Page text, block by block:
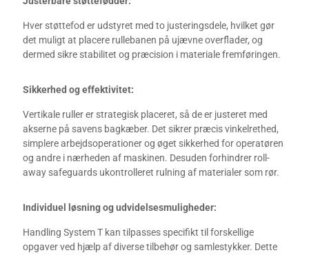
Hver støttefod er udstyret med to justeringsdele, hvilket gør
det muligt at placere rullebanen på ujævne overflader, og
dermed sikre stabilitet og præcision i materiale fremføringen.
Sikkerhed og effektivitet:
Vertikale ruller er strategisk placeret, så de er justeret med
akserne på savens bagkæber. Det sikrer præcis vinkelrethed,
simplere arbejdsoperationer og øget sikkerhed for operatøren
og andre i nærheden af maskinen. Desuden forhindrer roll-
away safeguards ukontrolleret rulning af materialer som rør.
Individuel løsning og udvidelsesmuligheder:
Handling System T kan tilpasses specifikt til forskellige
opgaver ved hjælp af diverse tilbehør og samlestykker. Dette